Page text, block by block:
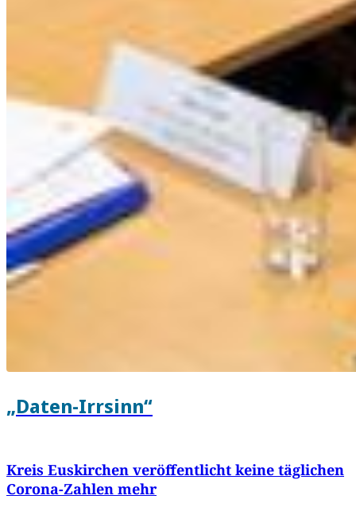
„Daten-Irrsinn“
Kreis Euskirchen veröffentlicht keine täglichen
Corona-Zahlen mehr